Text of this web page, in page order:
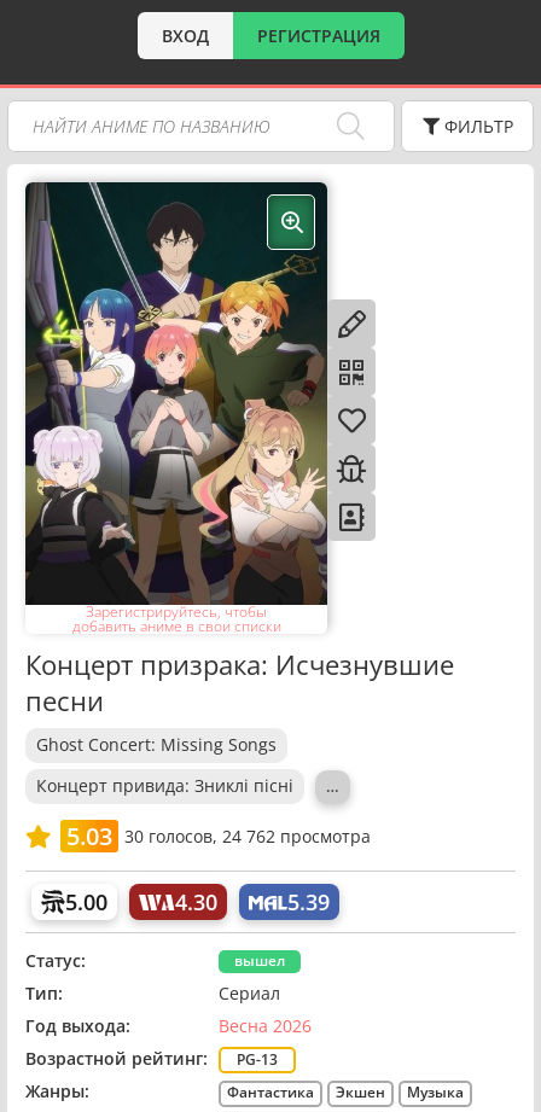
ВХОД РЕГИСТРАЦИЯ
ФИЛЬТР
Зарегистрируйтесь, чтобы
добавить аниме в свои списки
Концерт призрака: Исчезнувшие
песни
Ghost Concert: Missing Songs
Концерт привида: Зниклі пісні
…
5.03 30голосов, 24 762 просмотра
5.00 4.30 5.39
Статус: вышел
Тип:
Сериал
Год выхода:
Весна 2026
Возрастной рейтинг:
PG-13
Жанры: Фантастика Экшен
Музыка